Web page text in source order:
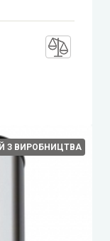
З ВИРОБНИЦТВА